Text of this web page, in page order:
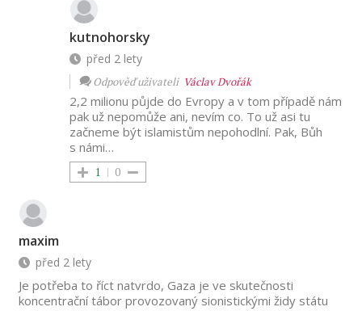
kutnohorsky
před 2 lety
Odpověď uživateli Václav Dvořák
2,2 milionu půjde do Evropy a v tom případě nám
pak už nepomůže ani, nevím co. To už asi tu
začneme být islamistům nepohodlní. Pak, Bůh
s námi…
1 0
maxim
před 2 lety
Je potřeba to říct natvrdo, Gaza je ve skutečnosti
koncentrační tábor provozovaný sionistickými židy státu